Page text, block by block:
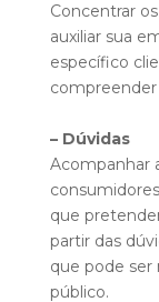
Concentrar
auxiliar sua
específico
– Dúvidas
Acompanhar
que
partir das
que pode ser
público.